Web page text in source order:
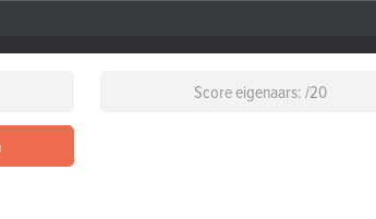
Score eigenaars: /20